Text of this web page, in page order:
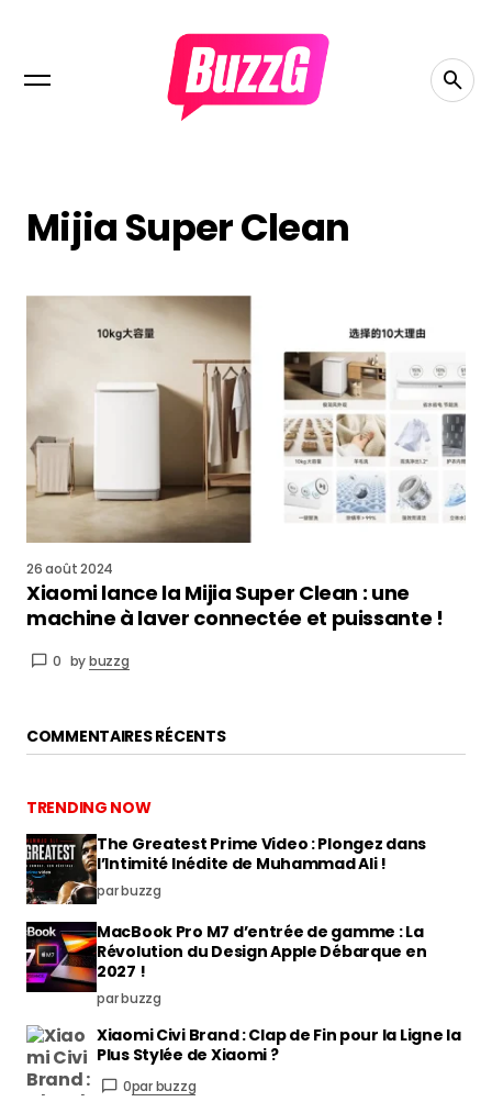
Mijia Super Clean
26 août 2024
Xiaomi lance la Mijia Super Clean : une
machine à laver connectée et puissante !
0 bybuzzg
COMMENTAIRES RÉCENTS
TRENDING NOW
The Greatest Prime Video : Plongez dans
l’Intimité Inédite de Muhammad Ali !
par buzzg
MacBook Pro M7 d’entrée de gamme : La
Révolution du Design Apple Débarque en
2027 !
par buzzg
Xiaomi Civi Brand : Clap de Fin pour la Ligne la
Plus Stylée de Xiaomi ?
0par buzzg